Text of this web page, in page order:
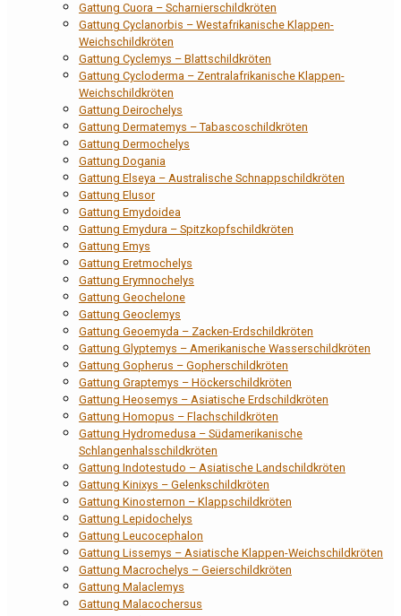
Gattung Cuora – Scharnierschildkröten
Gattung Cyclanorbis – Westafrikanische Klappen-
Weichschildkröten
Gattung Cyclemys – Blattschildkröten
Gattung Cycloderma – Zentralafrikanische Klappen-
Weichschildkröten
Gattung Deirochelys
Gattung Dermatemys – Tabascoschildkröten
Gattung Dermochelys
Gattung Dogania
Gattung Elseya – Australische Schnappschildkröten
Gattung Elusor
Gattung Emydoidea
Gattung Emydura – Spitzkopfschildkröten
Gattung Emys
Gattung Eretmochelys
Gattung Erymnochelys
Gattung Geochelone
Gattung Geoclemys
Gattung Geoemyda – Zacken-Erdschildkröten
Gattung Glyptemys – Amerikanische Wasserschildkröten
Gattung Gopherus – Gopherschildkröten
Gattung Graptemys – Höckerschildkröten
Gattung Heosemys – Asiatische Erdschildkröten
Gattung Homopus – Flachschildkröten
Gattung Hydromedusa – Südamerikanische
Schlangenhalsschildkröten
Gattung Indotestudo – Asiatische Landschildkröten
Gattung Kinixys – Gelenkschildkröten
Gattung Kinosternon – Klappschildkröten
Gattung Lepidochelys
Gattung Leucocephalon
Gattung Lissemys – Asiatische Klappen-Weichschildkröten
Gattung Macrochelys – Geierschildkröten
Gattung Malaclemys
Gattung Malacochersus